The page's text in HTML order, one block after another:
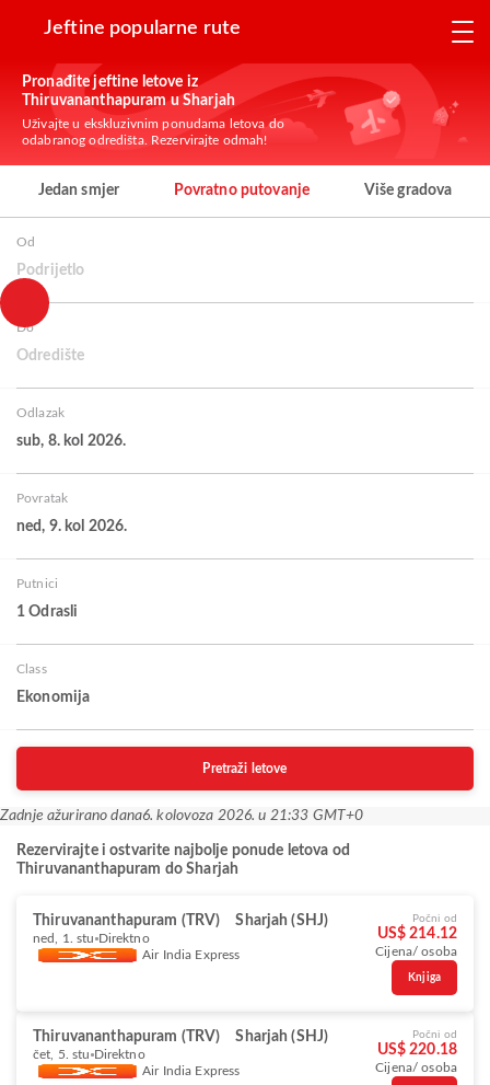
Jeftine popularne rute
Pronađite jeftine letove iz
Thiruvananthapuram u Sharjah
Uživajte u ekskluzivnim ponudama letova do
odabranog odredišta. Rezervirajte odmah!
Jedan smjer Povratno putovanje Više gradova
Od
Podrijetlo
Do
Odredište
Odlazak
sub, 8. kol 2026.
Povratak
ned, 9. kol 2026.
Putnici
1 Odrasli
Class
Ekonomija
Pretraži letove
Zadnje ažurirano dana6. kolovoza 2026. u 21:33 GMT+0
Rezervirajte i ostvarite najbolje ponude letova od
Thiruvananthapuram do Sharjah
Thiruvananthapuram (TRV) Sharjah (SHJ)
ned, 1. stu Direktno
Air India Express
Počni od
US$ 214.12
Cijena/ osoba
Knjiga
Thiruvananthapuram (TRV) Sharjah (SHJ)
čet, 5. stu Direktno
Air India Express
Počni od
US$ 220.18
Cijena/ osoba